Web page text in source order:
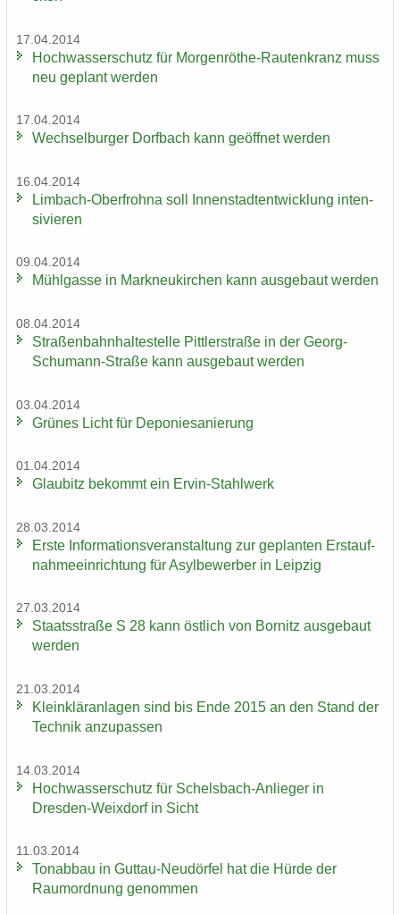
17.04.2014
Hoch­was­ser­schutz für Morgenröthe-​Rautenkranz muss
neu ge­plant wer­den
17.04.2014
Wech­sel­bur­ger Dorf­bach kann ge­öff­net wer­den
16.04.2014
Limbach-​Oberfrohna soll In­nen­stadt­ent­wick­lung in­ten­
si­vie­ren
09.04.2014
Mühl­gas­se in Mark­neu­kir­chen kann aus­ge­baut wer­den
08.04.2014
Stra­ßen­bahn­hal­te­stel­le Pitt­ler­stra­ße in der Georg-​
Schumann-Straße kann aus­ge­baut wer­den
03.04.2014
Grü­nes Licht für De­po­nie­sa­nie­rung
01.04.2014
Glau­bitz be­kommt ein Ervin-​Stahlwerk
28.03.2014
Erste In­for­ma­ti­ons­ver­an­stal­tung zur ge­plan­ten Erst­auf­
nah­me­ein­rich­tung für Asyl­be­wer­ber in Leip­zig
27.03.2014
Staats­stra­ße S 28 kann öst­lich von Bor­nitz aus­ge­baut
wer­den
21.03.2014
Klein­klär­an­la­gen sind bis Ende 2015 an den Stand der
Tech­nik an­zu­pas­sen
14.03.2014
Hoch­was­ser­schutz für Schelsbach-​Anlieger in
Dresden-​Weixdorf in Sicht
11.03.2014
Ton­ab­bau in Guttau-​Neudörfel hat die Hürde der
Raum­ord­nung ge­nom­men